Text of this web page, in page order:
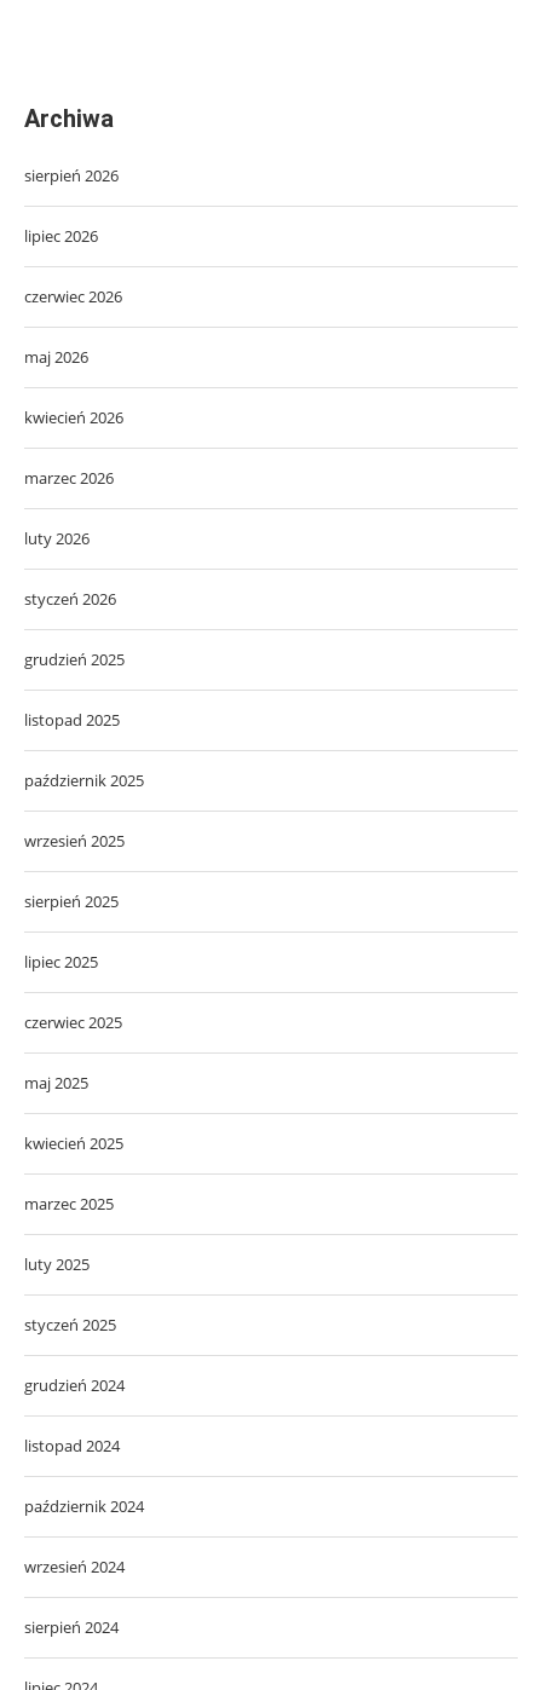
Archiwa
sierpień 2026
lipiec 2026
czerwiec 2026
maj 2026
kwiecień 2026
marzec 2026
luty 2026
styczeń 2026
grudzień 2025
listopad 2025
październik 2025
wrzesień 2025
sierpień 2025
lipiec 2025
czerwiec 2025
maj 2025
kwiecień 2025
marzec 2025
luty 2025
styczeń 2025
grudzień 2024
listopad 2024
październik 2024
wrzesień 2024
sierpień 2024